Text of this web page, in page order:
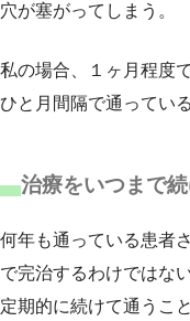
穴が塞がってしまう。
私の場合、１ヶ月程度
ひと月間隔で通ってい
治療をいつまで
何年も通っている患者
で完治するわけではな
定期的に続けて通うこ